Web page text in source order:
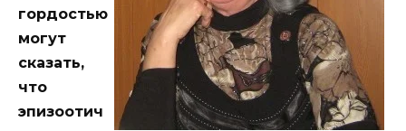
гордостью
могут
сказать,
что
эпизоотич